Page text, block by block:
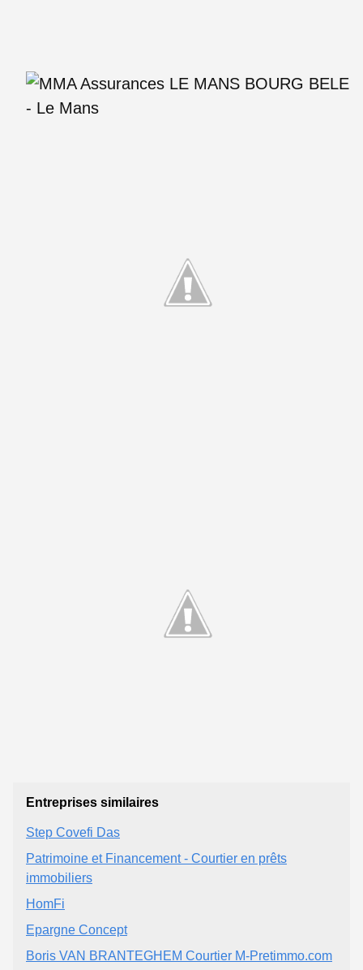
Entreprises similaires
Step Covefi Das
Patrimoine et Financement - Courtier en prêts
immobiliers
HomFi
Epargne Concept
Boris VAN BRANTEGHEM Courtier M-Pretimmo.com